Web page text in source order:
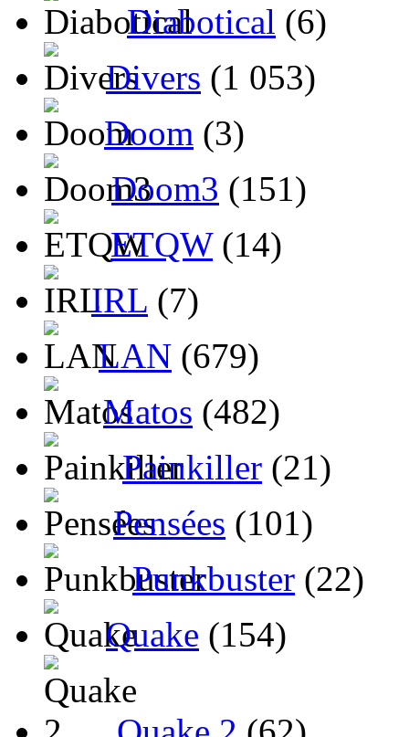
Diabotical (6)
Divers (1 053)
Doom (3)
Doom3 (151)
ETQW(14)
IRL (7)
LAN (679)
Matos (482)
Painkiller (21)
Pensées (101)
Punkbuster (22)
Quake (154)